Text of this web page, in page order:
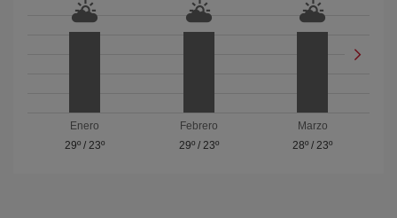
Enero
29º/ 23º
Febrero
29º/ 23º
Marzo
28º /23º